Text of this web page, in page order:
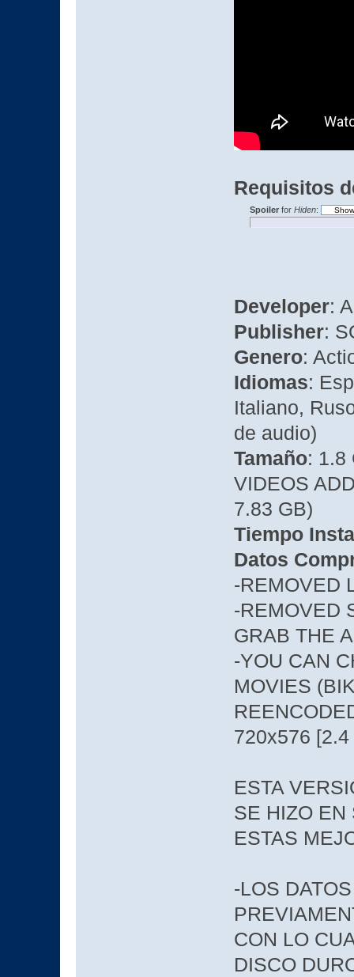
Requisitos
Spoilerfor Hiden:
Developer:
Publisher:
Genero:
Idiomas:
Italiano,
de audio)
Tamaño: 1.8
VIDEOS
7.83 GB)
Tiempo
Datos
-REMOVED
-REMOVED
GRAB THE
-YOU CAN
MOVIES
720x576 [2.4
ESTA
SE HIZO EN
ESTAS
-LOS
CON LO
DISCO